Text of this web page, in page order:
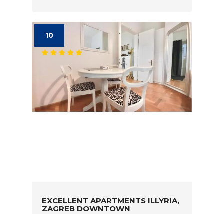
10
EXCELLENT APARTMENTS ILLYRIA,
ZAGREB DOWNTOWN